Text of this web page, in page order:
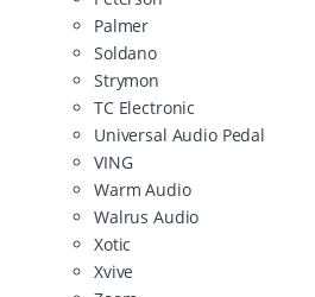
Palmer
Soldano
Strymon
TC Electronic
Universal Audio Pedal
VING
Warm Audio
Walrus Audio
Xotic
Xvive